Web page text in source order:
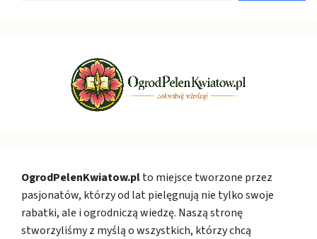
OgrodPelenKwiatow.plto miejsce tworzone przez
pasjonatów, którzy od lat pielęgnują nie tylko swoje
rabatki, ale i ogrodniczą wiedzę. Naszą stronę
stworzyliśmy z myślą o wszystkich, którzy chcą